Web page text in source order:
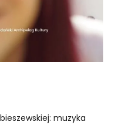
muzyka